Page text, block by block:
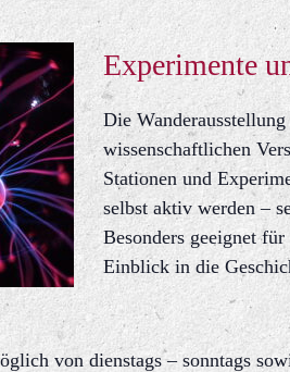
Experimente
Die
wissenschaftlichen
Stationen und
selbst aktiv werden –
Besonders geeignet
Einblick in die
von dienstags – sonntags